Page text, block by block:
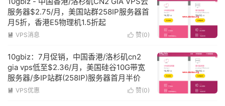
服务器$2.75/月，美国站群258IP服务器首
月5折，香港E5物理机1.5折起
 赞(0)
 VPS消息
10gbiz：7月促销，中国香港/洛杉矶cn2
gia vps低至$2.36/月，美国硅谷10G带宽
服务器/多IP站群(258IP)服务器首月半价
 赞(0)
 VPS优惠